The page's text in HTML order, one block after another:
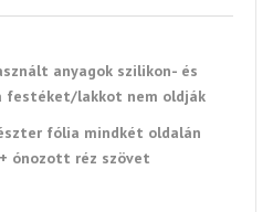
anyagok szilikon- és
festéket/lakkot nem oldják
fólia mindkét oldalán
ónozott réz szövet